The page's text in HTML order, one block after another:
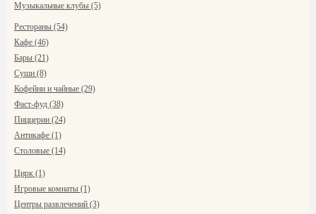
Музыкальные клубы (5)
Рестораны (54)
Кафе (46)
Бары (21)
Суши (8)
Кофейни и чайные (29)
Фаст-фуд (38)
Пиццерии (24)
Антикафе (1)
Столовые (14)
Цирк (1)
Игровые комнаты (1)
Центры развлечений (3)